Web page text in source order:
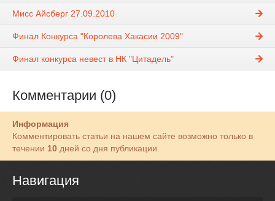
Мисс Айсберг 27.09.2010
Финал Конкурса "Королева Хакасии 2009"
Финал конкурса невест в НК "Цитадель"
Комментарии (0)
Информация
Комментировать статьи на нашем сайте возможно только в
течении 10 дней со дня публикации.
Навигация